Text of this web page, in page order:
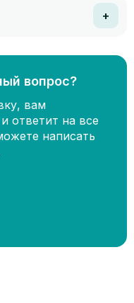
вопрос?
вам
ответит на все
написать